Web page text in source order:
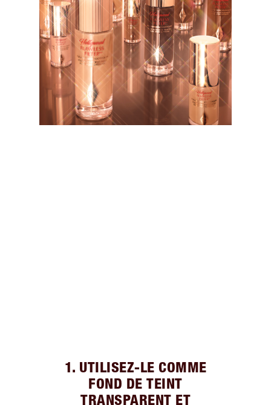
1. UTILISEZ-LE COMME
FOND DE TEINT
TRANSPARENT ET